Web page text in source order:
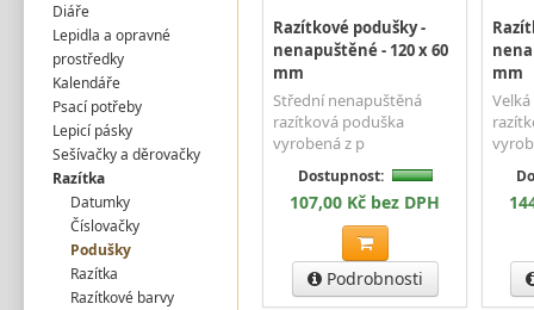
Diáře
Lepidla a opravné
prostředky
Kalendáře
Psací potřeby
Lepicí pásky
Sešívačky a děrovačky
Razítka
Datumky
Číslovačky
Podušky
Razítka
Razítkové barvy
Razítkové podušky -
nenapuštěné - 120 x 60
mm
Střední nenapuštěná
razítková poduška
vyrobená z p
Dostupnost:
107,00 Kč bez DPH
Podrobnosti
mm